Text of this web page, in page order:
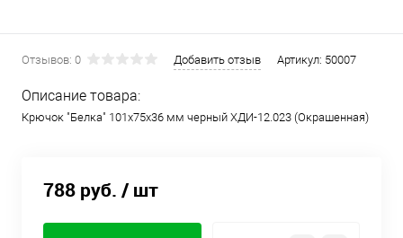
Отзывов: 0 Добавить отзыв Артикул: 50007
Описание товара:
Крючок "Белка" 101х75х36 мм черный ХДИ-12.023 (Окрашенная)
788 руб. / шт